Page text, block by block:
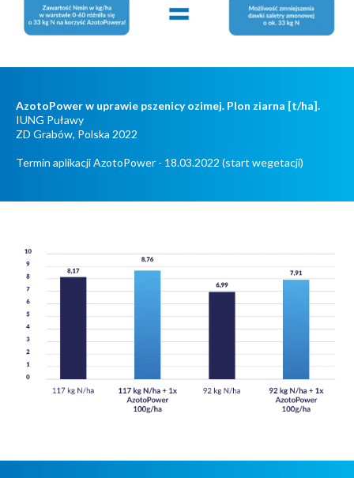
AzotoPower w uprawie pszenicy ozimej. Plon ziarna [t/ha].
IUNG Puławy
ZD Grabów, Polska 2022
Termin aplikacji AzotoPower - 18.03.2022 (start wegetacji)